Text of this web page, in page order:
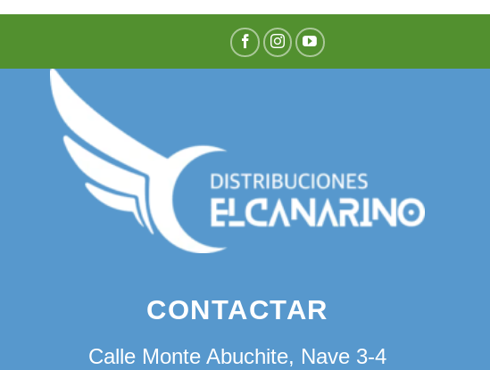
CONTACTAR
Calle Monte Abuchite, Nave 3-4